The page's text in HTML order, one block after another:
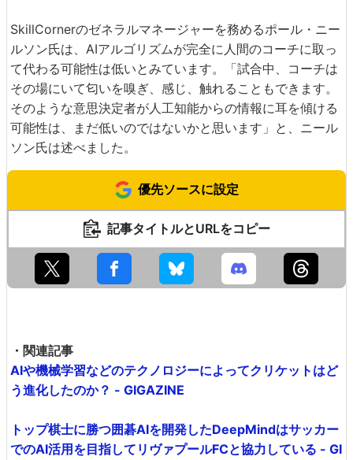
SkillCornerのゼネラルマネージャーを務めるポール・ニー
ルソン氏は、AIアルゴリズムが完全に人間のコーチに取っ
て代わる可能性は低いとみています。「試合中、コーチは
その場にいて匂いを嗅ぎ、感じ、触れることもできます。
そのような意思決定者が人工知能からの情報に耳を傾ける
可能性は、まだ低いのではないかと思います」と、ニール
ソン氏は述べました。
優先ソースに設定
記事タイトルとURLをコピー
・関連記事
AIや機械学習などのテクノロジーによってクリケットはど
う進化したのか？ - GIGAZINE
トップ棋士に勝つ囲碁AIを開発したDeepMindはサッカー
でのAI活用を目指してリヴァプールFCと協力している - GI